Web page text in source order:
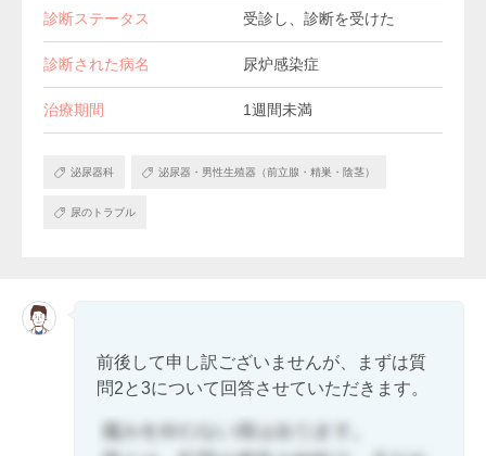
診断ステータス 受診し、診断を受けた
診断された病名 尿炉感染症
治療期間 1週間未満
泌尿器科 泌尿器・男性生殖器（前立腺・精巣・陰茎）
尿のトラブル
前後して申し訳ございませんが、まずは質
問2と3について回答させていただきます。